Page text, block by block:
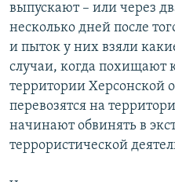
выпускают – или через
несколько дней после
и пыток у них взяли
случаи, когда похищают
территории Херсонской
перевозятся на
начинают обвинять в
террористической